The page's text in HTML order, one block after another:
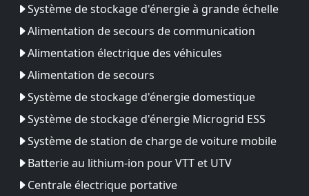
Système de stockage d'énergie à grande échelle
Alimentation de secours de communication
Alimentation électrique des véhicules
Alimentation de secours
Système de stockage d'énergie domestique
Système de stockage d'énergie Microgrid ESS
Système de station de charge de voiture mobile
Batterie au lithium-ion pour VTT et UTV
Centrale électrique portative